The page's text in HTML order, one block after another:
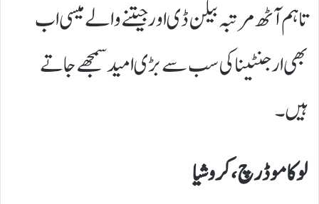
تاہم آٹھ مرتبہ بیلن ڈی اور جیتنے والے میسی اب
بھی ارجنٹینا کی سب سے بڑی امید سمجھے جاتے
ہیں۔
لوکا موڈرچ، کروشیا